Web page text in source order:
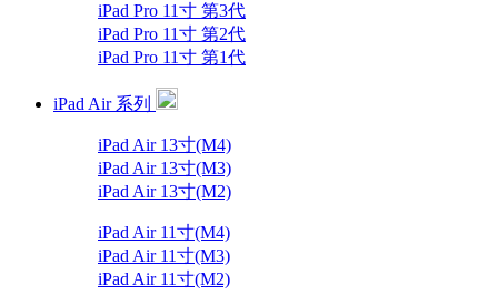
iPad Pro 11寸 第3代
iPad Pro 11寸 第2代
iPad Pro 11寸 第1代
iPad Air 系列
iPad Air 13寸(M4)
iPad Air 13寸(M3)
iPad Air 13寸(M2)
iPad Air 11寸(M4)
iPad Air 11寸(M3)
iPad Air 11寸(M2)